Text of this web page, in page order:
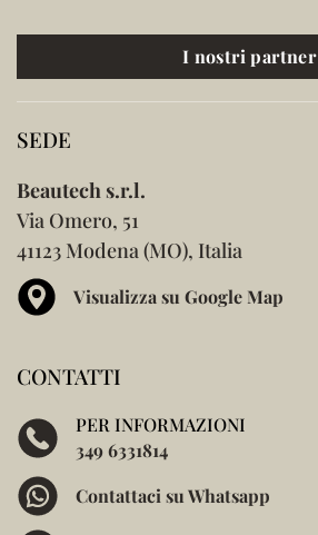
I nostri partner
SEDE
Beautech s.r.l.
Via Omero, 51
41123 Modena (MO), Italia
Visualizza su Google Map
CONTATTI
PER INFORMAZIONI
349 6331814
Contattaci su Whatsapp